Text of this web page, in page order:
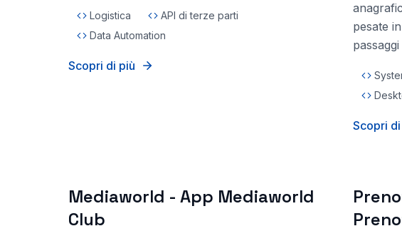
Logistica
API di terze parti
Data Automation
Scopri di più
pesate
Scopri
Mediaworld - App Mediaworld
Club